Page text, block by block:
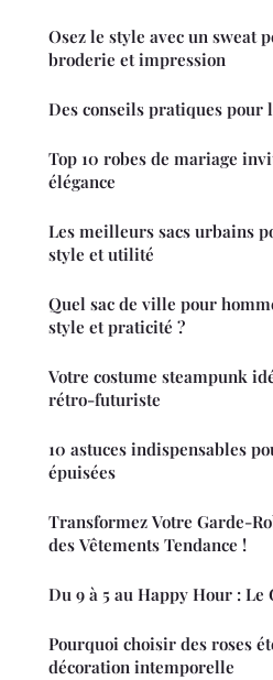
Osez le style avec un sweat
broderie et impression
Des conseils pratiques pour
Top 10 robes de mariage
élégance
Les meilleurs sacs urbains
style et utilité
Quel sac de ville pour
style et praticité ?
Votre costume steampunk
rétro-futuriste
10 astuces indispensables
épuisées
Transformez Votre Garde-
des Vêtements Tendance !
Du 9 à 5 au Happy Hour :
Pourquoi choisir des roses
décoration intemporelle